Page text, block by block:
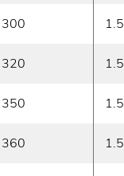
300 1.5
320 1.5
350 1.5
360 1.5